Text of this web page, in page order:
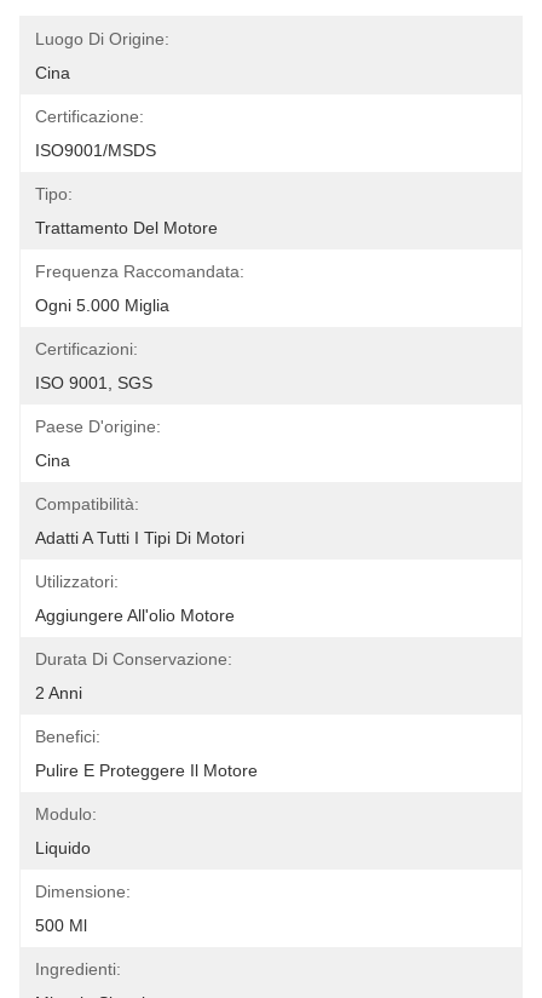
Luogo Di Origine:
Cina
Certificazione:
ISO9001/MSDS
Tipo:
Trattamento Del Motore
Frequenza Raccomandata:
Ogni 5.000 Miglia
Certificazioni:
ISO 9001, SGS
Paese D'origine:
Cina
Compatibilità:
Adatti A Tutti I Tipi Di Motori
Utilizzatori:
Aggiungere All'olio Motore
Durata Di Conservazione:
2 Anni
Benefici:
Pulire E Proteggere Il Motore
Modulo:
Liquido
Dimensione:
500 Ml
Ingredienti: